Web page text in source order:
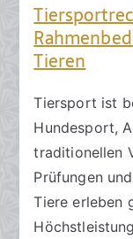
Tieren
Tiersport ist
Hundesport,
traditionellen
Prüfungen
Tiere erleben